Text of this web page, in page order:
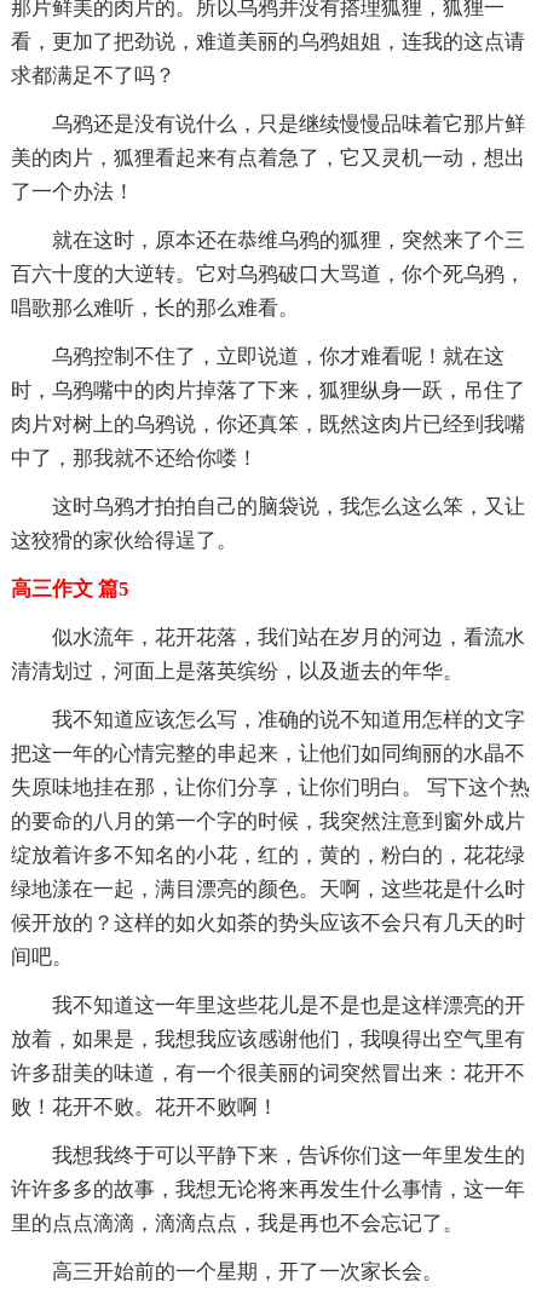
那片鲜美的肉片的。所以乌鸦并没有搭理狐狸，狐狸一
看，更加了把劲说，难道美丽的乌鸦姐姐，连我的这点请
求都满足不了吗？
乌鸦还是没有说什么，只是继续慢慢品味着它那片鲜
美的肉片，狐狸看起来有点着急了，它又灵机一动，想出
了一个办法！
就在这时，原本还在恭维乌鸦的狐狸，突然来了个三
百六十度的大逆转。它对乌鸦破口大骂道，你个死乌鸦，
唱歌那么难听，长的那么难看。
乌鸦控制不住了，立即说道，你才难看呢！就在这
时，乌鸦嘴中的肉片掉落了下来，狐狸纵身一跃，吊住了
肉片对树上的乌鸦说，你还真笨，既然这肉片已经到我嘴
中了，那我就不还给你喽！
这时乌鸦才拍拍自己的脑袋说，我怎么这么笨，又让
这狡猾的家伙给得逞了。
高三作文 篇5
似水流年，花开花落，我们站在岁月的河边，看流水
清清划过，河面上是落英缤纷，以及逝去的年华。
我不知道应该怎么写，准确的说不知道用怎样的文字
把这一年的心情完整的串起来，让他们如同绚丽的水晶不
失原味地挂在那，让你们分享，让你们明白。 写下这个热
的要命的八月的第一个字的时候，我突然注意到窗外成片
绽放着许多不知名的小花，红的，黄的，粉白的，花花绿
绿地漾在一起，满目漂亮的颜色。天啊，这些花是什么时
候开放的？这样的如火如荼的势头应该不会只有几天的时
间吧。
我不知道这一年里这些花儿是不是也是这样漂亮的开
放着，如果是，我想我应该感谢他们，我嗅得出空气里有
许多甜美的味道，有一个很美丽的词突然冒出来：花开不
败！花开不败。花开不败啊！
我想我终于可以平静下来，告诉你们这一年里发生的
许许多多的故事，我想无论将来再发生什么事情，这一年
里的点点滴滴，滴滴点点，我是再也不会忘记了。
高三开始前的一个星期，开了一次家长会。